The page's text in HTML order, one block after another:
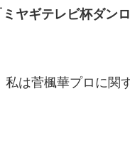
ミヤギテレビ杯ダン
は菅楓華プロに関